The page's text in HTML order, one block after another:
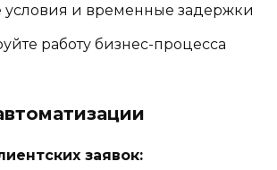
условия и временные задержки
работу бизнес-процесса
заявок: